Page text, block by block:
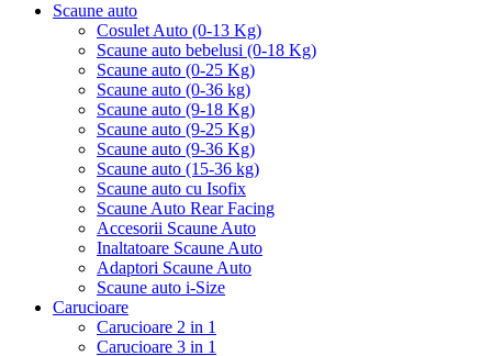
Scaune auto
Cosulet Auto (0-13 Kg)
Scaune auto bebelusi (0-18 Kg)
Scaune auto (0-25 Kg)
Scaune auto (0-36 kg)
Scaune auto (9-18 Kg)
Scaune auto (9-25 Kg)
Scaune auto (9-36 Kg)
Scaune auto (15-36 kg)
Scaune auto cu Isofix
Scaune Auto Rear Facing
Accesorii Scaune Auto
Inaltatoare Scaune Auto
Adaptori Scaune Auto
Scaune auto i-Size
Carucioare
Carucioare 2 in 1
Carucioare 3 in 1